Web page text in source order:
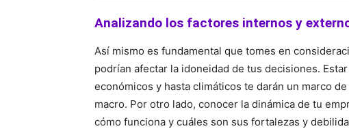
Analizando los factores internos y
Así mismo es fundamental que tomes en
podrían afectar la idoneidad de tus decisiones.
económicos y hasta climáticos te darán un marco
macro. Por otro lado, conocer la dinámica de tu
cómo funciona y cuáles son sus fortalezas y